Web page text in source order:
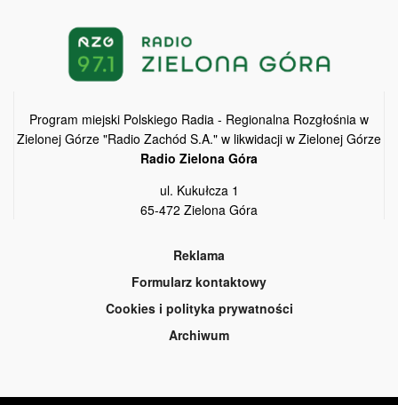
Program miejski Polskiego Radia - Regionalna Rozgłośnia w
Zielonej Górze "Radio Zachód S.A." w likwidacji w Zielonej Górze
Radio Zielona Góra
ul. Kukułcza 1
65-472 Zielona Góra
Reklama
Formularz kontaktowy
Cookies i polityka prywatności
Archiwum